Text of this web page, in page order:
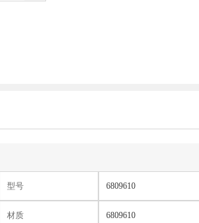
型号 6809610
材质 6809610